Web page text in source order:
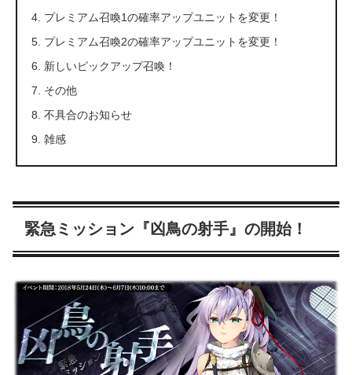
プレミアム召喚1の確率アップユニットを変更！
プレミアム召喚2の確率アップユニットを変更！
新しいピックアップ召喚！
その他
不具合のお知らせ
雑感
緊急ミッション『凶鳥の射手』の開始！